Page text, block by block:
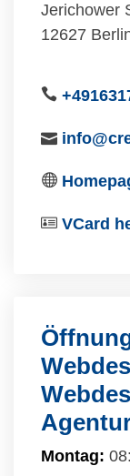
Jerichower
12627
VCard
Montag: